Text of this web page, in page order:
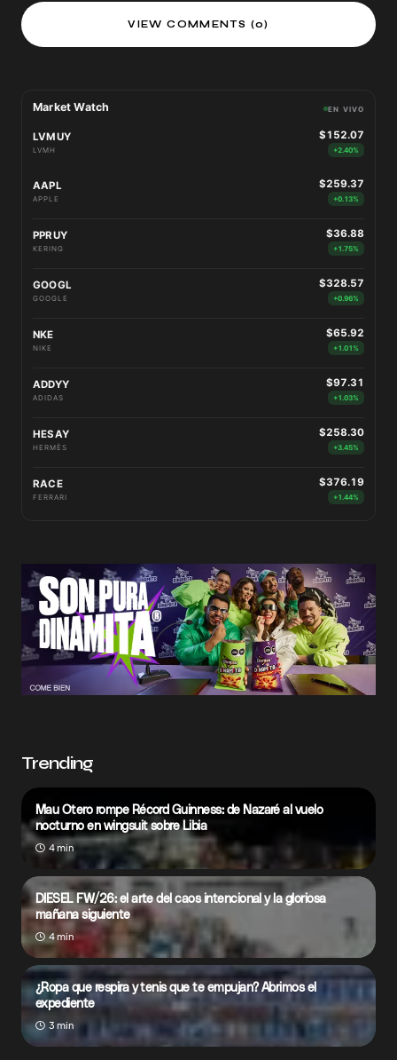
VIEW COMMENTS (0)
Market Watch EN VIVO
LVMUY
LVMH
$152.07
+2.40%
AAPL
APPLE
$259.37
+0.13%
PPRUY
KERING
$36.88
+1.75%
GOOGL
GOOGLE
$328.57
+0.96%
NKE
NIKE
$65.92
+1.01%
ADDYY
ADIDAS
$97.31
+1.03%
HESAY
HERMÈS
$258.30
+3.45%
RACE
FERRARI
$376.19
+1.44%
Trending
Mau Otero rompe Récord Guinness: de Nazaré al vuelo
nocturno en wingsuit sobre Libia
4 min
DIESEL FW/26: el arte del caos intencional y la gloriosa
mañana siguiente
4 min
¿Ropa que respira y tenis que te empujan? Abrimos el
expediente
3 min